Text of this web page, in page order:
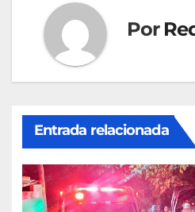
Por
Entrada relacionada